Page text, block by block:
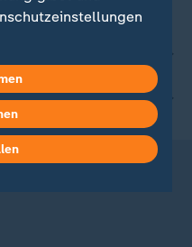
du in unserer